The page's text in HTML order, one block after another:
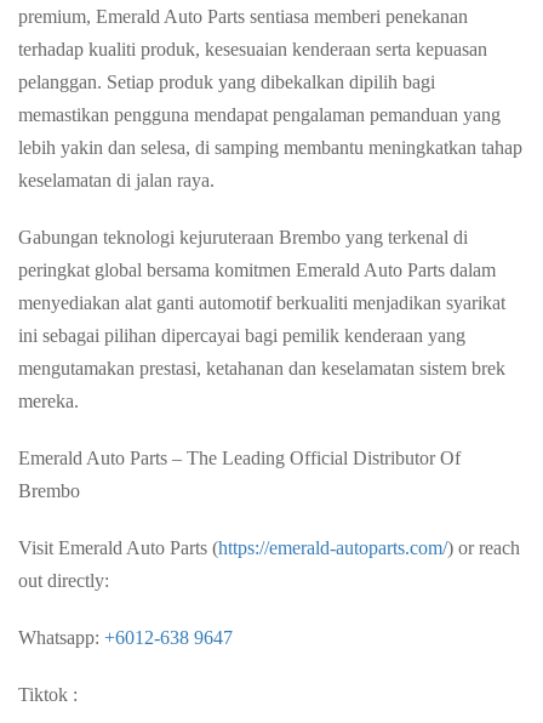
premium, Emerald Auto Parts sentiasa memberi penekanan
terhadap kualiti produk, kesesuaian kenderaan serta kepuasan
pelanggan. Setiap produk yang dibekalkan dipilih bagi
memastikan pengguna mendapat pengalaman pemanduan yang
lebih yakin dan selesa, di samping membantu meningkatkan tahap
keselamatan di jalan raya.
Gabungan teknologi kejuruteraan Brembo yang terkenal di
peringkat global bersama komitmen Emerald Auto Parts dalam
menyediakan alat ganti automotif berkualiti menjadikan syarikat
ini sebagai pilihan dipercayai bagi pemilik kenderaan yang
mengutamakan prestasi, ketahanan dan keselamatan sistem brek
mereka.
Emerald Auto Parts – The Leading Official Distributor Of
Brembo
Visit Emerald Auto Parts (https://emerald-autoparts.com/) or reach
out directly:
Whatsapp: +6012-638 9647
Tiktok :